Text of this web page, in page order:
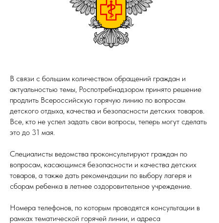
В связи с большим количеством обращений граждан и
актуальностью темы, Роспотребнадзором принято решение
продлить Всероссийскую горячую линию по вопросам
детского отдыха, качества и безопасности детских товаров.
Все, кто не успел задать свои вопросы, теперь могут сделать
это до 31 мая.
Специалисты ведомства проконсультируют граждан по
вопросам, касающимся безопасности и качества детских
товаров, а также дать рекомендации по выбору лагеря и
сборам ребенка в летнее оздоровительное учреждение.
Номера телефонов, по которым проводятся консультации в
рамках тематической горячей линии, и адреса